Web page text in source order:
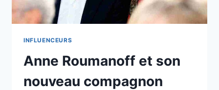
INFLUENCEURS
Anne Roumanoff et son
nouveau compagnon